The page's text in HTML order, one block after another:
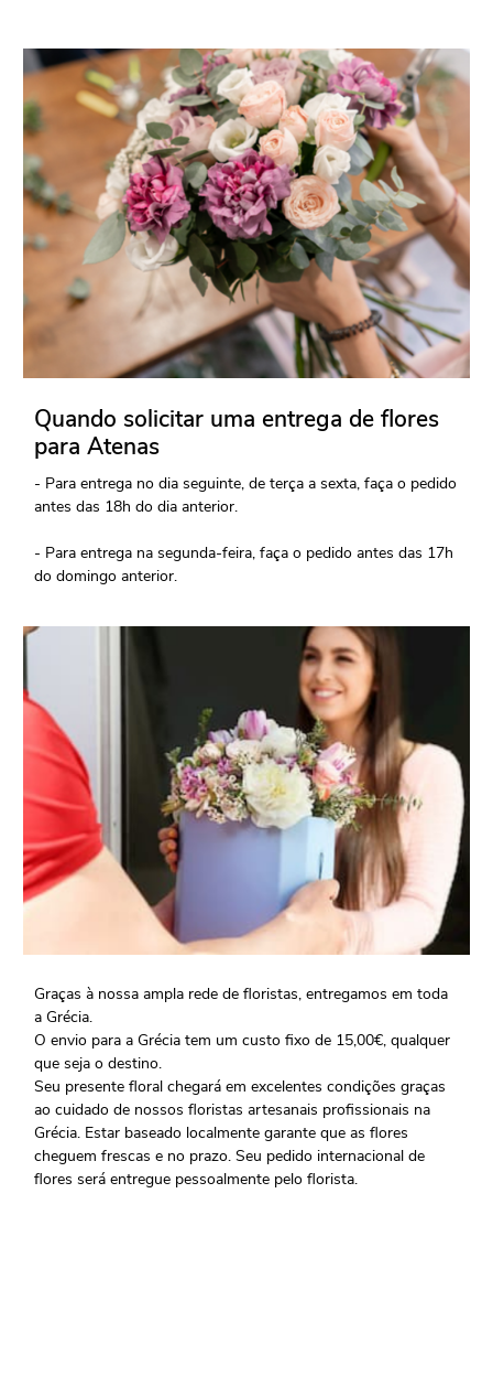
Quando solicitar uma entrega de flores
para Atenas
- Para entrega no dia seguinte, de terça a sexta, faça o pedido
antes das 18h do dia anterior.
- Para entrega na segunda-feira, faça o pedido antes das 17h
do domingo anterior.
Graças à nossa ampla rede de floristas, entregamos em toda
a Grécia.
O envio para a Grécia tem um custo fixo de 15,00€, qualquer
que seja o destino.
Seu presente floral chegará em excelentes condições graças
ao cuidado de nossos floristas artesanais profissionais na
Grécia. Estar baseado localmente garante que as flores
cheguem frescas e no prazo. Seu pedido internacional de
flores será entregue pessoalmente pelo florista.